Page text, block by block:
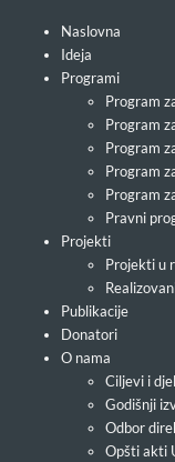
Naslovna
Ideja
Programi
Program
Program
Program
Program
Program
Pravni
Projekti
Projekti u
Publikacije
Donatori
O nama
Ciljevi i
Godišnji
Odbor
Opšti akti